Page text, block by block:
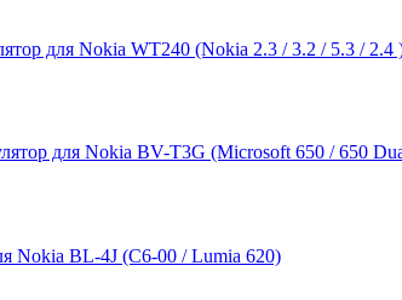
для Nokia WT240 (Nokia 2.3 / 3.2 / 5.3 / 2.4
для Nokia BV-T3G (Microsoft 650 / 650
Nokia BL-4J (C6-00 / Lumia 620)